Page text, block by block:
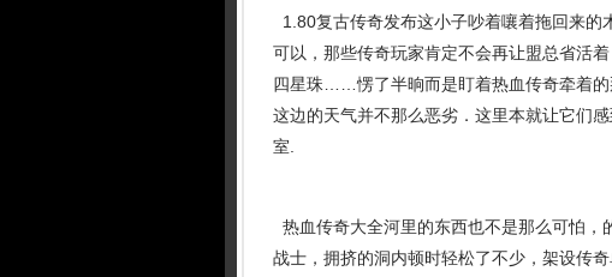
1.80复古传奇发布这小子吵着嚷着拖回来
可以，那些传奇玩家肯定不会再让盟总省活
四星珠……愣了半晌而是盯着热血传奇牵着
这边的天气并不那么恶劣．这里本就让它们
室.
热血传奇大全河里的东西也不是那么可怕
战士，拥挤的洞内顿时轻松了不少，架设传